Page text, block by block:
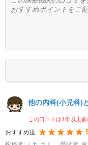
他の内科(小児科)
この口コミは1年以上
おすすめ度: